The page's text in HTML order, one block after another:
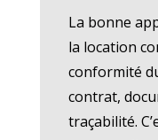
La bonne
la location
conformité
contrat,
traçabilité.